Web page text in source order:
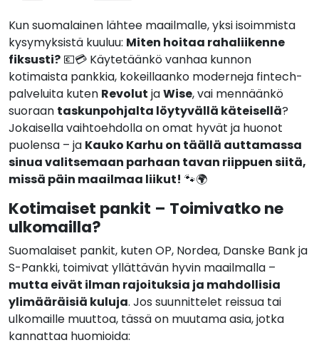
Kun suomalainen lähtee maailmalle, yksi isoimmista
kysymyksistä kuuluu: Miten hoitaa rahaliikenne
fiksusti? 💶💳 Käytetäänkö vanhaa kunnon
kotimaista pankkia, kokeillaanko moderneja fintech-
palveluita kuten Revolut jaWise, vai mennäänkö
suoraan taskunpohjalta löytyvällä käteisellä?
Jokaisella vaihtoehdolla on omat hyvät ja huonot
puolensa – ja Kauko Karhu on täällä auttamassa
sinua valitsemaan parhaan tavan riippuen siitä,
missä päin maailmaa liikut! 🐾🌍
Kotimaiset pankit – Toimivatko ne
ulkomailla?
Suomalaiset pankit, kuten OP, Nordea, Danske Bank ja
S-Pankki, toimivat yllättävän hyvin maailmalla –
mutta eivät ilman rajoituksia ja mahdollisia
ylimääräisiä kuluja. Jos suunnittelet reissua tai
ulkomaille muuttoa, tässä on muutama asia, jotka
kannattaa huomioida: